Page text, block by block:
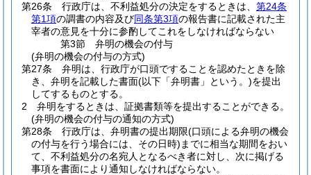
第26条
行政庁は、不利益処分の決定をするときは、 第24条
第1項の調書の内容及び同条第3項の報告書に記載された主
宰者の意見を十分に参酌してこれをしなければならない
第3節
弁明の機会の付与
(弁明の機会の付与の方式)
第27条
弁明は、行政庁が口頭ですることを認めたときを除
き、弁明を記載した書面(以下「弁明書」という。)を提出
してするものとする。
2
弁明をするときは、証拠書類等を提出することができる。
(弁明の機会の付与の通知の方式)
第28条
行政庁は、弁明書の提出期限(口頭による弁明の機会
の付与を行う場合には、その日時) までに相当な期間をおい
て、不利益処分の名宛人となるべき者に対し、次に掲げる
事項を書面により通知しなければならない。